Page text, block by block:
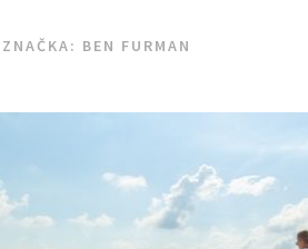
ZNAČKA: BEN FURMAN